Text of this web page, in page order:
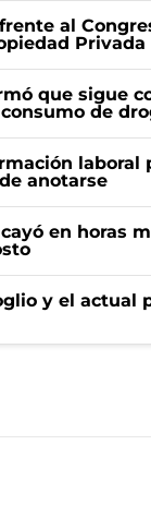
al
Privada
que sigue
de
laboral
anotarse
en horas
y el actual